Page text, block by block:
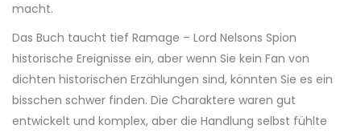
macht.
Das Buch taucht tief Ramage – Lord Nelsons Spion
historische Ereignisse ein, aber wenn Sie kein Fan von
dichten historischen Erzählungen sind, könnten Sie es ein
bisschen schwer finden. Die Charaktere waren gut
entwickelt und komplex, aber die Handlung selbst fühlte